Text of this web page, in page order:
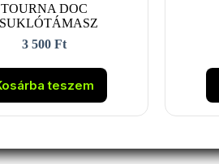
TOURNA DOC
3 500 Ft
teszem